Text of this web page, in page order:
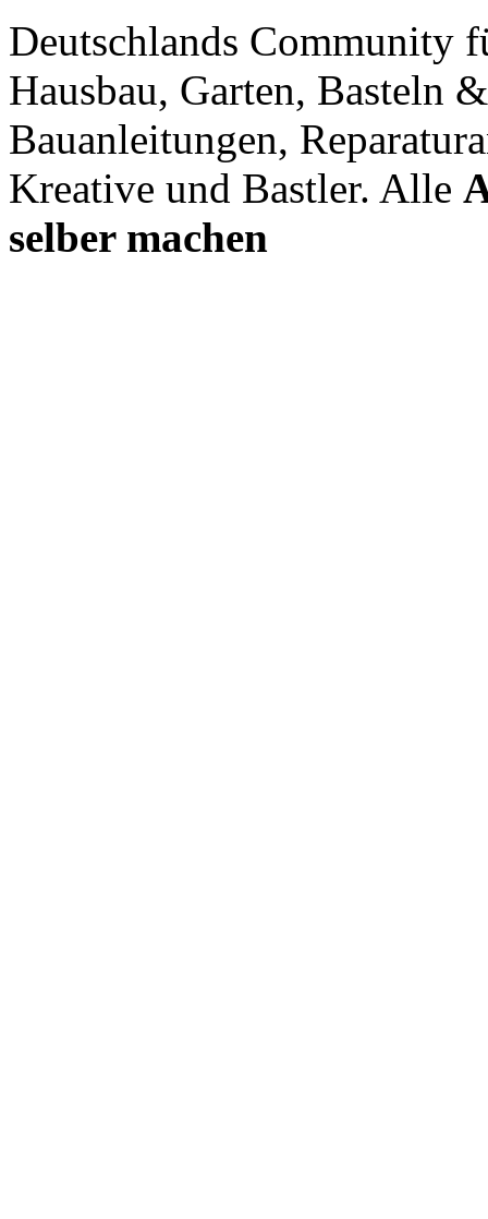
Deutschlands Community
Hausbau, Garten, Basteln
Bauanleitungen,
Kreative und Bastler. Alle
selber machen